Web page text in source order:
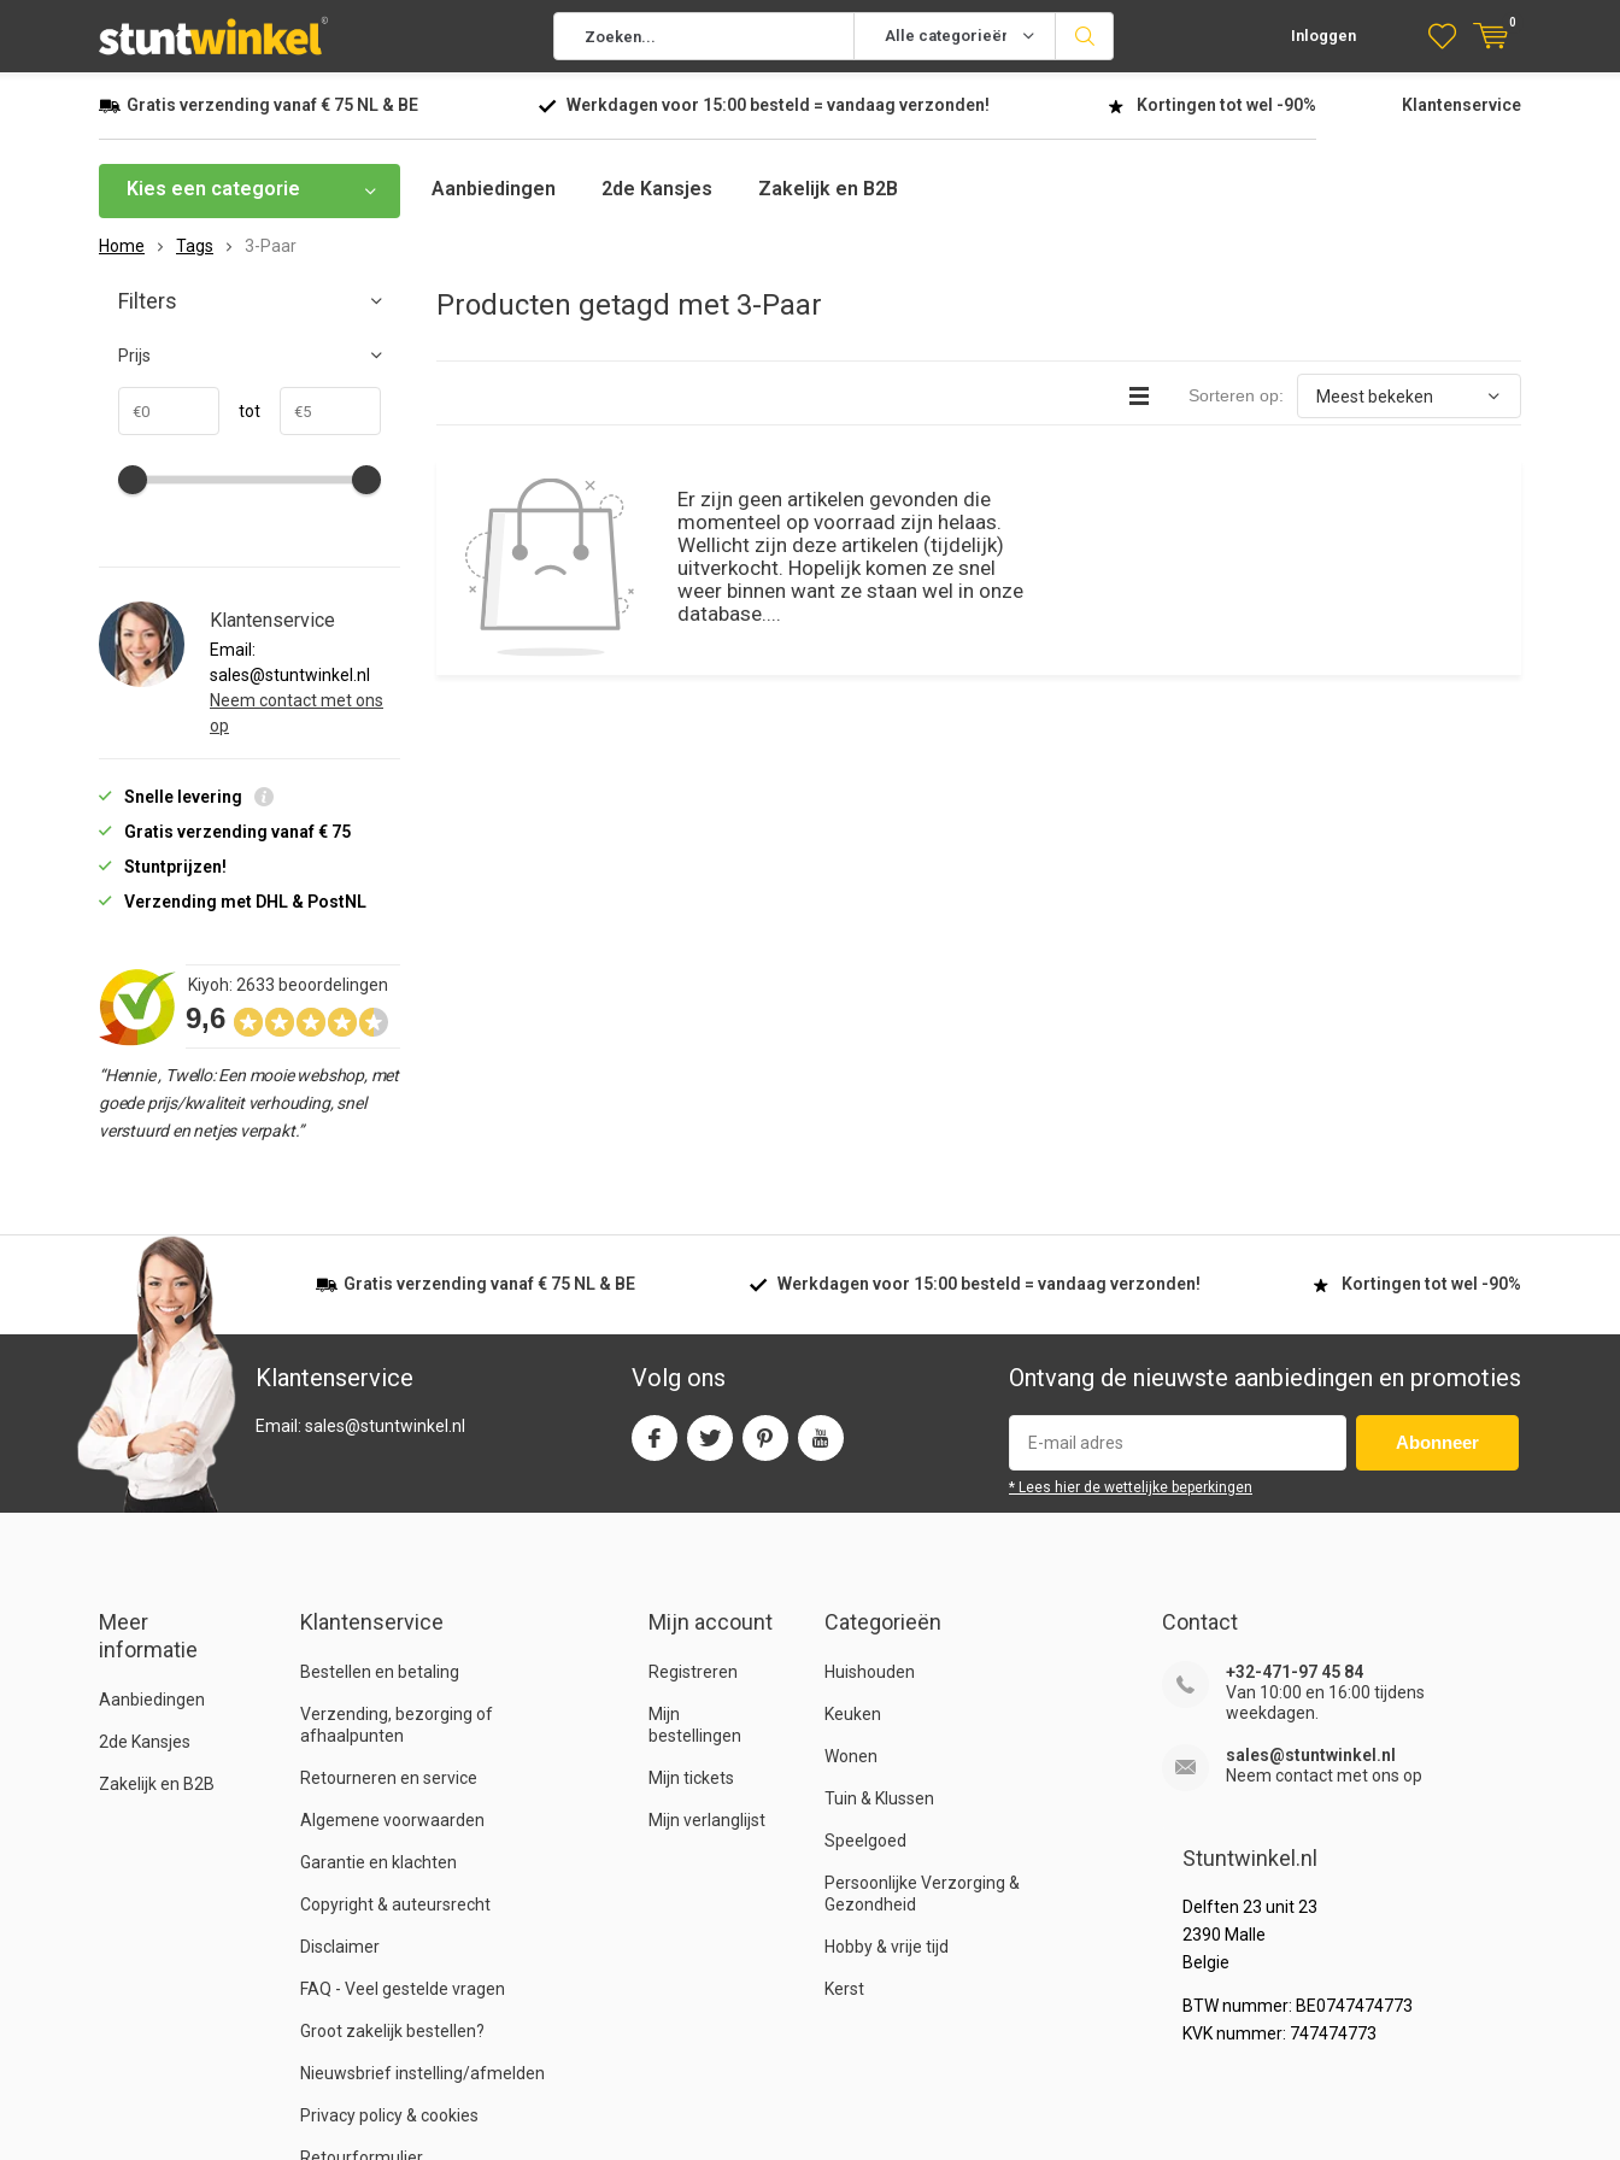
Alle categorieën Inloggen
0
Gratis verzending vanaf€ 75 NL & BE Werkdagen voor 15:00besteld = vandaag verzonden! Kortingen tot wel -90% Klantenservice
Kies een categorie Aanbiedingen 2de Kansjes Zakelijk en B2B
Home Tags 3-Paar
Producten getagd met 3-Paar
Sorteren op:
Er zijn geen artikelen gevonden die
momenteel op voorraad zijn helaas.
Wellicht zijn deze artikelen (tijdelijk)
uitverkocht. Hopelijk komen ze snel
weer binnen want ze staan wel in onze
database....
Filters
Prijs
tot
Klantenservice
Email:
sales@stuntwinkel.nl
Neem contact met ons
op
Snelle levering
Gratis verzending vanaf € 75
Stuntprijzen!
Verzending met DHL & PostNL
9,6
Kiyoh: 2633 beoordelingen
“Hennie , Twello: Een mooie webshop, met
goede prijs/kwaliteit verhouding, snel
verstuurd en netjes verpakt.”
Gratis verzending vanaf€ 75 NL & BE Werkdagen voor 15:00besteld = vandaag verzonden! Kortingen tot wel -90%
Klantenservice
Email: sales@stuntwinkel.nl
Volg ons Ontvang de nieuwste aanbiedingen en promoties
Abonneer
* Lees hier de wettelijke beperkingen
Meer
informatie
Aanbiedingen
2de Kansjes
Zakelijk en B2B
Klantenservice
Bestellen en betaling
Verzending, bezorging of
afhaalpunten
Retourneren en service
Algemene voorwaarden
Garantie en klachten
Copyright & auteursrecht
Disclaimer
FAQ - Veel gestelde vragen
Groot zakelijk bestellen?
Nieuwsbrief instelling/afmelden
Privacy policy & cookies
Mijn account
Registreren
Mijn
bestellingen
Mijn tickets
Mijn verlanglijst
Categorieën
Huishouden
Keuken
Wonen
Tuin & Klussen
Speelgoed
Persoonlijke Verzorging &
Gezondheid
Hobby & vrije tijd
Kerst
Contact
+32-471-97 45 84
Van 10:00 en 16:00 tijdens
weekdagen.
sales@stuntwinkel.nl
Neem contact met ons op
Stuntwinkel.nl
Delften 23 unit 23
2390 Malle
Belgie
BTW nummer: BE0747474773
KVK nummer: 747474773